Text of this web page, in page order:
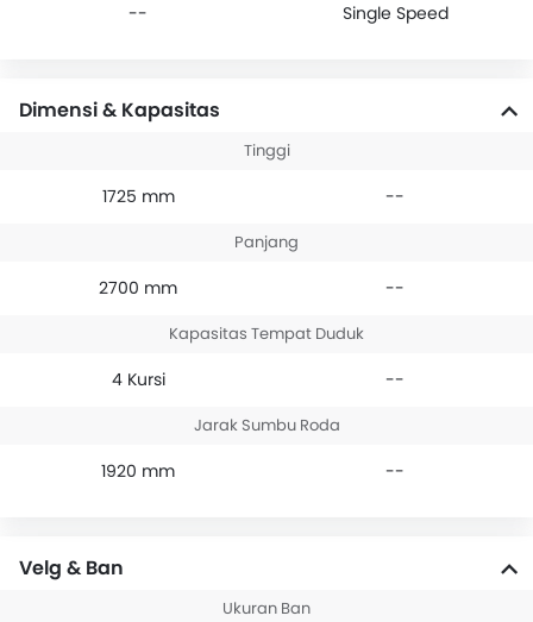
-- Single Speed
Dimensi & Kapasitas
Tinggi
1725 mm --
Panjang
2700 mm --
Kapasitas Tempat Duduk
4 Kursi --
Jarak Sumbu Roda
1920 mm --
Velg & Ban
Ukuran Ban